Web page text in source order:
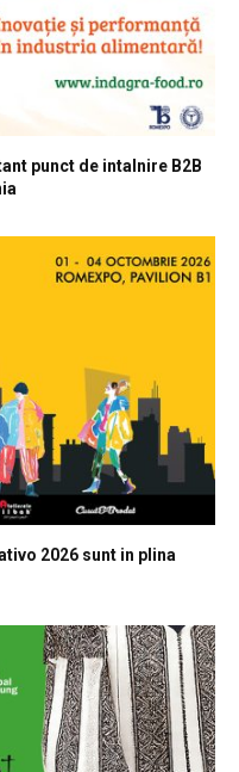
punct de intalnire B2B
2026 sunt in plina